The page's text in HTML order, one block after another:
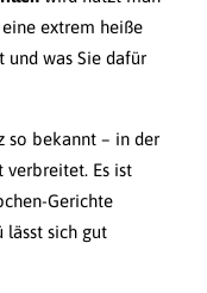
eine extrem heiße
was Sie dafür
so bekannt – in der
verbreitet. Es ist
Gerichte
lässt sich gut